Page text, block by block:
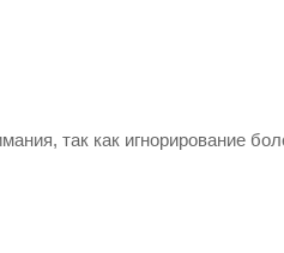
так как игнорирование